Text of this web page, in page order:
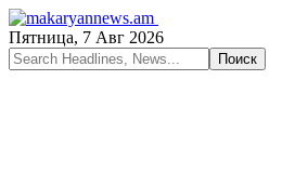
Пятница, 7 Авг 2026